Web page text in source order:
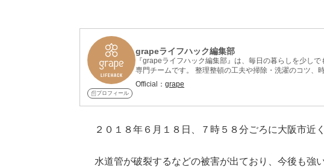
プロフィール
grapeライフハック編集部
『grapeライフハック編集部』は、毎日の暮らしを少し
専門チームです。 整理整頓の工夫や掃除・洗濯のコツ、
紹介しています。 記事制作には、整理収納や生活分野、
れ、再現性と信頼性を重視。 意外なアイテムを使った掃
Official： grape
２０１８年６月１８日、７時５８分ごろに大阪市近
水道管が破裂するなどの被害が出ており、今後も強